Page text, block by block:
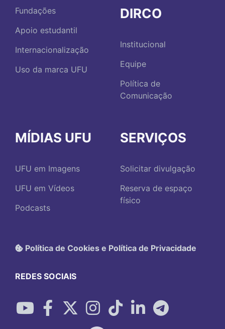
Fundações
Apoio estudantil
Internacionalização
Uso da marca UFU
DIRCO
Institucional
Equipe
Política de
Comunicação
MÍDIAS UFU
UFU em Imagens
UFU em Vídeos
Podcasts
SERVIÇOS
Solicitar divulgação
Reserva de espaço
físico
Política de Cookies e Política de Privacidade
REDES SOCIAIS